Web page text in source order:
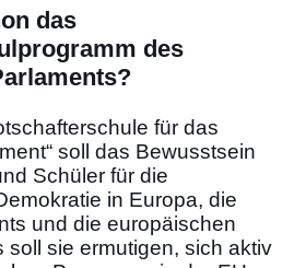
das
des
für das
soll das Bewusstsein
Schüler für die
in Europa, die
und die europäischen
soll sie ermutigen, sich aktiv